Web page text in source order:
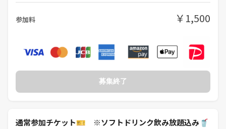
純粋に“人とのつながり”を楽しめる、 明るく前向きな方をお待ちして
います✨
ネットワークビジネス／宗教／不動産投資／保険／投資系など
勧誘・営業目的の方の主催参加は一切お断りしています。
【東京都】 新宿・銀座・六本木・池袋
参加料 ￥1,500
募集終了
通常参加チケット🎫 ※ソフトドリンク飲み放題込み🥤